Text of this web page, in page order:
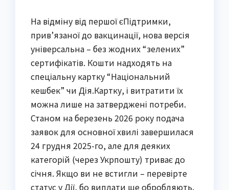
На відміну від першої єПідтримки,
прив’язаної до вакцинації, нова версія
універсальна – без жодних “зелених”
сертифікатів. Кошти надходять на
спеціальну картку “Національний
кешбек” чи Дія.Картку, і витратити їх
можна лише на затверджені потреби.
Станом на березень 2026 року подача
заявок для основної хвилі завершилася
24 грудня 2025-го, але для деяких
категорій (через Укрпошту) триває до
січня. Якщо ви не встигли – перевірте
статус у Дії, бо виплати ще обробляють.